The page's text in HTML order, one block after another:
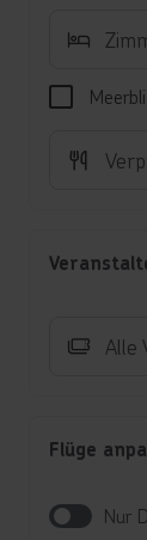
Alle
Flüge
Nur